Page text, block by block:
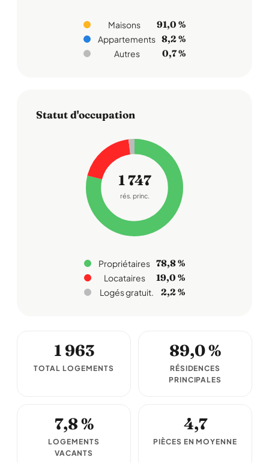
Maisons 91,0 %
Appartements 8,2 %
Autres 0,7 %
Statut d'occupation
1 747
rés. princ.
Propriétaires 78,8 %
Locataires 19,0 %
Logés gratuit. 2,2 %
1 963
TOTAL LOGEMENTS
89,0 %
RÉSIDENCES
PRINCIPALES
7,8 %
LOGEMENTS
VACANTS
4,7
PIÈCES EN MOYENNE